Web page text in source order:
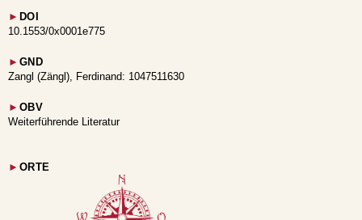
► DOI
10.1553/0x0001e775
► GND
Zangl (Zängl), Ferdinand: 1047511630
► OBV
Weiterführende Literatur
► ORTE